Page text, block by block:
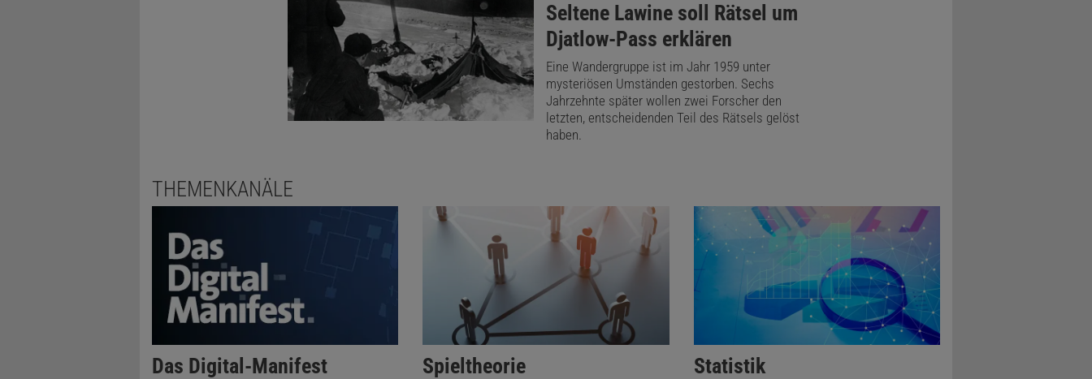
:
Seltene Lawine soll Rätsel um
Djatlow-Pass erklären
Eine Wandergruppe ist im Jahr 1959 unter
mysteriösen Umständen gestorben. Sechs
Jahrzehnte später wollen zwei Forscher den
letzten, entscheidenden Teil des Rätsels gelöst
haben.
THEMENKANÄLE
Das Digital-Manifest Spieltheorie Statistik